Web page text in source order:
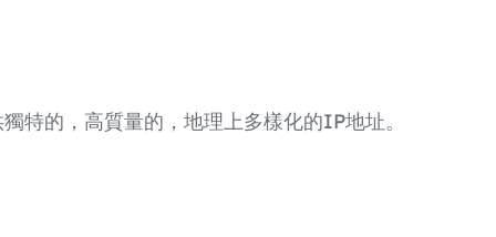
的，高質量的，地理上多樣化的IP地址。